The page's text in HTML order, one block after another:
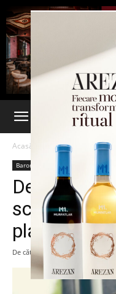
Acasă Barometru
Barometru Social Ultima oră
De la 1
scumpă.
plafonat
De către 7est - 31 decembrie